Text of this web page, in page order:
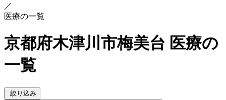
／
医療の一覧
京都府木津川市梅美台 医療の
一覧
絞り込み